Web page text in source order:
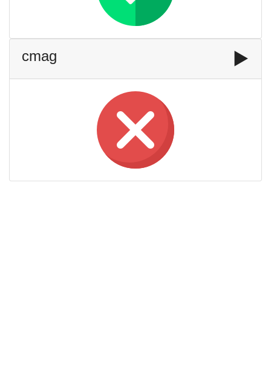
cmag ▶️